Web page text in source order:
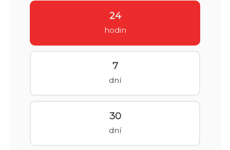
24
hodin
7
dní
30
dní